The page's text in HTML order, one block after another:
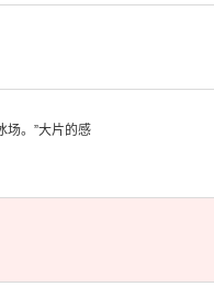
场。”大片的感